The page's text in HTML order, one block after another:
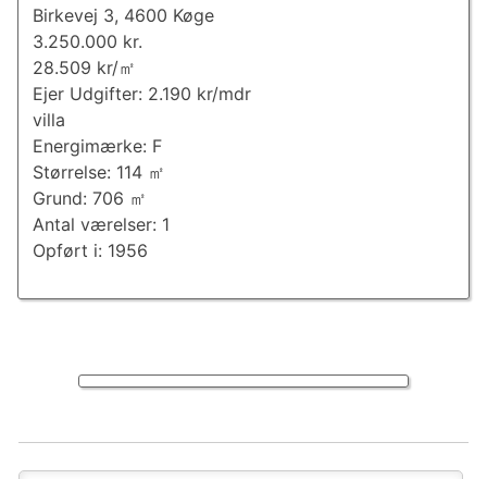
Birkevej 3, 4600 Køge
3.250.000 kr.
28.509 kr/㎡
Ejer Udgifter: 2.190 kr/mdr
villa
Energimærke: F
Størrelse: 114 ㎡
Grund: 706 ㎡
Antal værelser: 1
Opført i: 1956